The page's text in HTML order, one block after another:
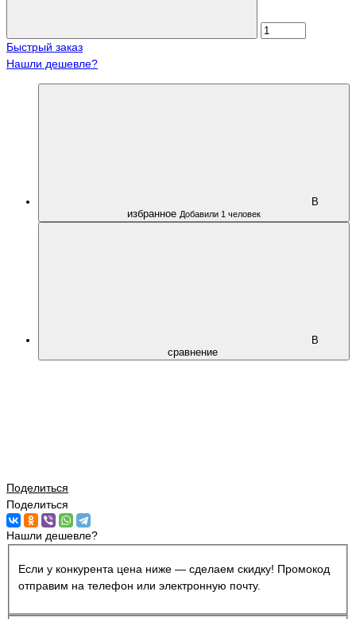
Быстрый заказ
Нашли дешевле?
В
избранное Добавили 1 человек
В
сравнение
Поделиться
Поделиться
Нашли дешевле?
Если у конкурента цена ниже — сделаем скидку! Промокод
отправим на телефон или электронную почту.